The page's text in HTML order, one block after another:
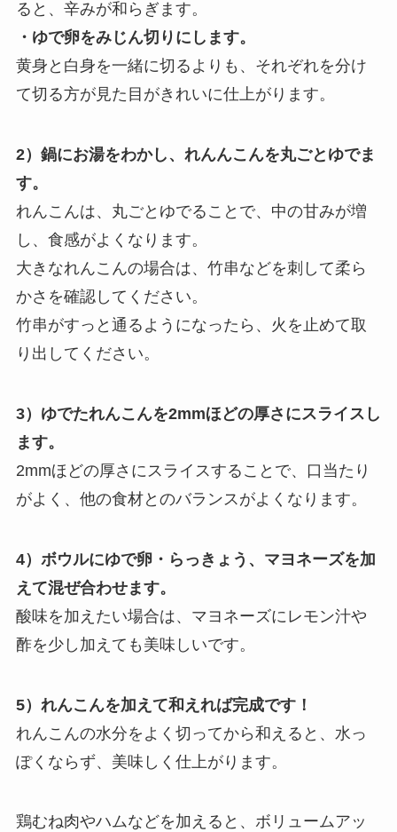
ると、辛みが和らぎます。
・ゆで卵をみじん切りにします。
黄身と白身を一緒に切るよりも、それぞれを分け
て切る方が見た目がきれいに仕上がります。
2）鍋にお湯をわかし、れんんこんを丸ごとゆでま
す。
れんこんは、丸ごとゆでることで、中の甘みが増
し、食感がよくなります。
大きなれんこんの場合は、竹串などを刺して柔ら
かさを確認してください。
竹串がすっと通るようになったら、火を止めて取
り出してください。
3）ゆでたれんこんを2mmほどの厚さにスライスし
ます。
2mmほどの厚さにスライスすることで、口当たり
がよく、他の食材とのバランスがよくなります。
4）ボウルにゆで卵・らっきょう、マヨネーズを加
えて混ぜ合わせます。
酸味を加えたい場合は、マヨネーズにレモン汁や
酢を少し加えても美味しいです。
5）れんこんを加えて和えれば完成です！
れんこんの水分をよく切ってから和えると、水っ
ぽくならず、美味しく仕上がります。
鶏むね肉やハムなどを加えると、ボリュームアッ